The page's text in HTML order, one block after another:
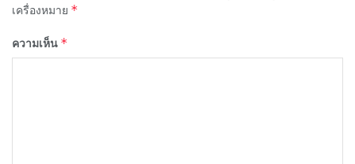
เครื่องหมาย *
ความเห็น *